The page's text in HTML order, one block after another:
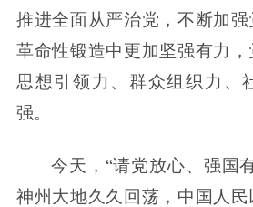
推进全面从严治党，不断加
革命性锻造中更加坚强有力，
思想引领力、群众组织力、
强。
今天，“请党放心、强国
神州大地久久回荡，中国人